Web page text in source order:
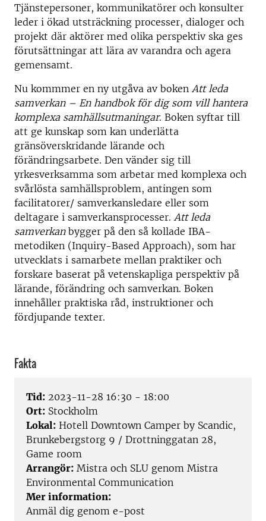
Tjänstepersoner, kommunikatörer och konsulter
leder i ökad utsträckning processer, dialoger och
projekt där aktörer med olika perspektiv ska ges
förutsättningar att lära av varandra och agera
gemensamt.
Nu kommmer en ny utgåva av boken Att leda
samverkan – En handbok för dig som vill hantera
komplexa samhällsutmaningar. Boken syftar till
att ge kunskap som kan underlätta
gränsöverskridande lärande och
förändringsarbete. Den vänder sig till
yrkesverksamma som arbetar med komplexa och
svårlösta samhällsproblem, antingen som
facilitatorer/ samverkansledare eller som
deltagare i samverkansprocesser. Att leda
samverkan bygger på den så kollade IBA-
metodiken (Inquiry-Based Approach), som har
utvecklats i samarbete mellan praktiker och
forskare baserat på vetenskapliga perspektiv på
lärande, förändring och samverkan. Boken
innehåller praktiska råd, instruktioner och
fördjupande texter.
Fakta
Tid: 2023-11-28 16:30 - 18:00
Ort: Stockholm
Lokal: Hotell Downtown Camper by Scandic,
Brunkebergstorg 9 / Drottninggatan 28,
Game room
Arrangör: Mistra och SLU genom Mistra
Environmental Communication
Mer information:
Anmäl dig genom e-post